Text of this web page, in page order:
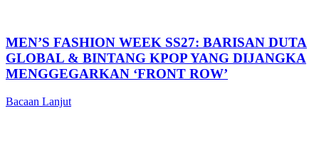
MEN’S FASHION WEEK SS27: BARISAN DUTA
GLOBAL & BINTANG KPOP YANG DIJANGKA
MENGGEGARKAN ‘FRONT ROW’
Bacaan Lanjut